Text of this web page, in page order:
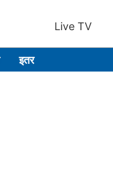
Live TV
इतर